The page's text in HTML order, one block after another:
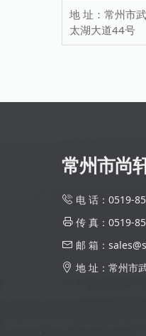
地 址： 常州市
太湖大道44号
常州市尚
电 话：0519-
传 真：0519-
邮 箱：
地 址：常州市